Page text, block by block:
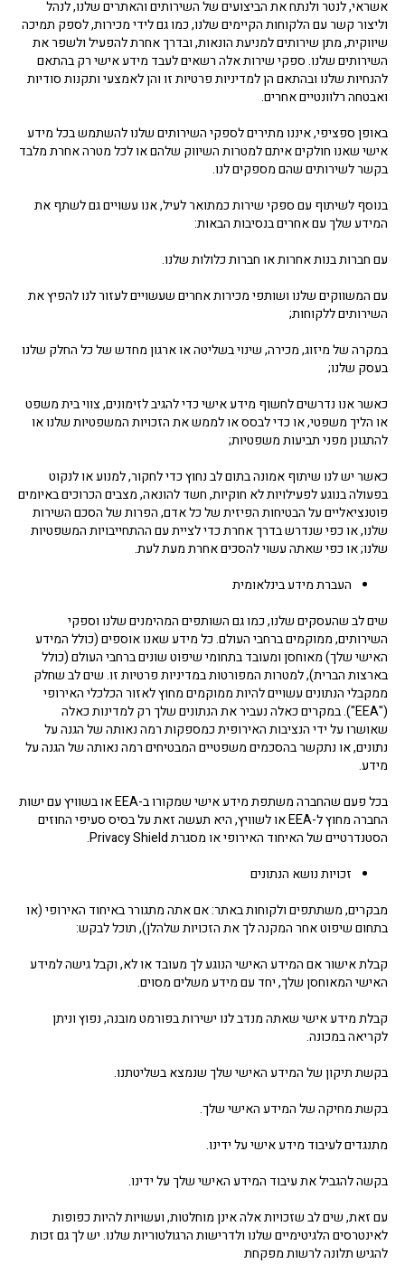
אשראי, לנטר ולנתח את הביצועים של השירותים והאתרים שלנו, לנהל
וליצור קשר עם הלקוחות הקיימים שלנו, כמו גם לידי מכירות, לספק תמיכה
שיווקית, מתן שירותים למניעת הונאות, ובדרך אחרת להפעיל ולשפר את
השירותים שלנו. ספקי שירות אלה רשאים לעבד מידע אישי רק בהתאם
להנחיות שלנו ובהתאם הן למדיניות פרטיות זו והן לאמצעי ותקנות סודיות
ואבטחה רלוונטיים אחרים.
באופן ספציפי, איננו מתירים לספקי השירותים שלנו להשתמש בכל מידע
אישי שאנו חולקים איתם למטרות השיווק שלהם או לכל מטרה אחרת מלבד
בקשר לשירותים שהם מספקים לנו.
בנוסף לשיתוף עם ספקי שירות כמתואר לעיל, אנו עשויים גם לשתף את
המידע שלך עם אחרים בנסיבות הבאות:
עם חברות בנות אחרות או חברות כלולות שלנו.
עם המשווקים שלנו ושותפי מכירות אחרים שעשויים לעזור לנו להפיץ את
השירותים ללקוחות;
במקרה של מיזוג, מכירה, שינוי בשליטה או ארגון מחדש של כל החלק שלנו
בעסק שלנו;
כאשר אנו נדרשים לחשוף מידע אישי כדי להגיב לזימונים, צווי בית משפט
או הליך משפטי, או כדי לבסס או לממש את הזכויות המשפטיות שלנו או
להתגונן מפני תביעות משפטיות;
כאשר יש לנו שיתוף אמונה בתום לב נחוץ כדי לחקור, למנוע או לנקוט
בפעולה בנוגע לפעילויות לא חוקיות, חשד להונאה, מצבים הכרוכים באיומים
פוטנציאליים על הבטיחות הפיזית של כל אדם, הפרות של הסכם השירות
שלנו, או כפי שנדרש בדרך אחרת כדי לציית עם ההתחייבויות המשפטיות
שלנו; או כפי שאתה עשוי להסכים אחרת מעת לעת.
העברת מידע בינלאומית
שים לב שהעסקים שלנו, כמו גם השותפים המהימנים שלנו וספקי
השירותים, ממוקמים ברחבי העולם. כל מידע שאנו אוספים (כולל המידע
האישי שלך) מאוחסן ומעובד בתחומי שיפוט שונים ברחבי העולם (כולל
בארצות הברית), למטרות המפורטות במדיניות פרטיות זו. שים לב שחלק
ממקבלי הנתונים עשויים להיות ממוקמים מחוץ לאזור הכלכלי האירופי
("EEA"). במקרים כאלה נעביר את הנתונים שלך רק למדינות כאלה
שאושרו על ידי הנציבות האירופית כמספקות רמה נאותה של הגנה על
נתונים, או נתקשר בהסכמים משפטיים המבטיחים רמה נאותה של הגנה על
מידע.
בכל פעם שהחברה משתפת מידע אישי שמקורו ב-EEA או בשוויץ עם ישות
החברה מחוץ ל-EEA או לשוויץ, היא תעשה זאת על בסיס סעיפי החוזים
הסטנדרטיים של האיחוד האירופי או מסגרת Privacy Shield.
זכויות נושא הנתונים
מבקרים, משתתפים ולקוחות באתר: אם אתה מתגורר באיחוד האירופי (או
בתחום שיפוט אחר המקנה לך את הזכויות שלהלן), תוכל לבקש:
קבלת אישור אם המידע האישי הנוגע לך מעובד או לא, וקבל גישה למידע
האישי המאוחסן שלך, יחד עם מידע משלים מסוים.
קבלת מידע אישי שאתה מנדב לנו ישירות בפורמט מובנה, נפוץ וניתן
לקריאה במכונה.
בקשת תיקון של המידע האישי שלך שנמצא בשליטתנו.
בקשת מחיקה של המידע האישי שלך.
מתנגדים לעיבוד מידע אישי על ידינו.
בקשה להגביל את עיבוד המידע האישי שלך על ידינו.
עם זאת, שים לב שזכויות אלה אינן מוחלטות, ועשויות להיות כפופות
לאינטרסים הלגיטימיים שלנו ולדרישות הרגולטוריות שלנו. יש לך גם זכות
להגיש תלונה לרשות מפקחת